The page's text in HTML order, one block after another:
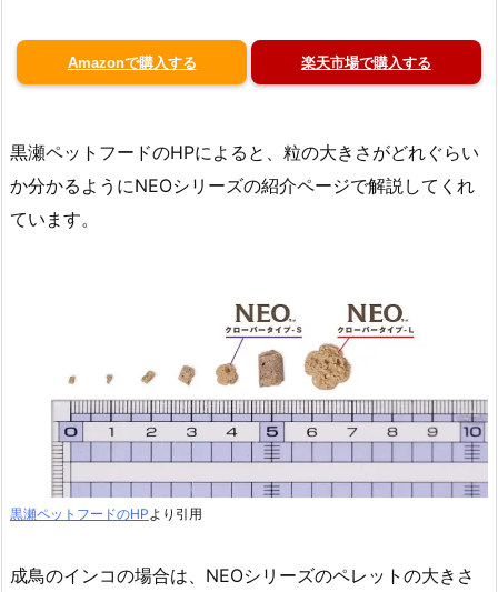
Amazonで購入する 楽天市場で購入する
黒瀬ペットフードのHPによると、粒の大きさがどれぐらい
か分かるようにNEOシリーズの紹介ページで解説してくれ
ています。
黒瀬ペットフードのHP より引用
成鳥のインコの場合は、NEOシリーズのペレットの大きさ